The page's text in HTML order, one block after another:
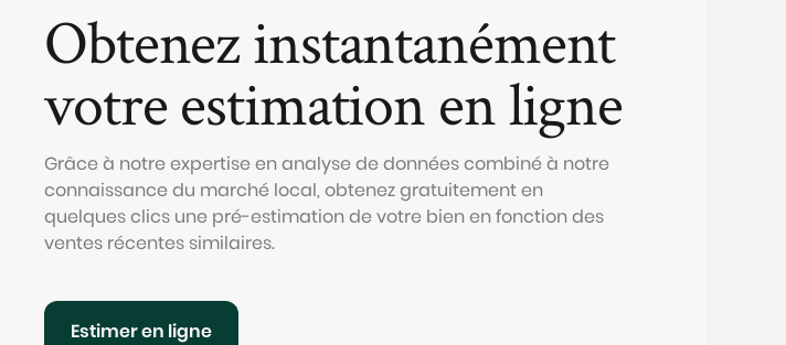
Obtenez instantanément
votre estimation en ligne
Grâce à notre expertise en analyse de données combiné à notre
connaissance du marché local, obtenez gratuitement en
quelques clics une pré-estimation de votre bien en fonction des
ventes récentes similaires.
Estimer en ligne